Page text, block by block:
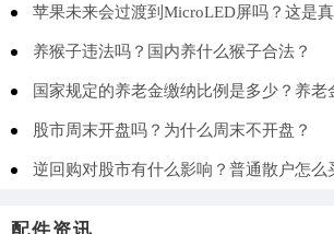
苹果未来会过渡到MicroLED屏吗？这是真
养猴子违法吗？国内养什么猴子合法？
国家规定的养老金缴纳比例是多少？养老
股市周末开盘吗？为什么周末不开盘？
逆回购对股市有什么影响？普通散户怎么